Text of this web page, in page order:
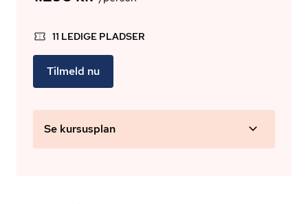
11 LEDIGE PLADSER
Tilmeld nu
Se kursusplan